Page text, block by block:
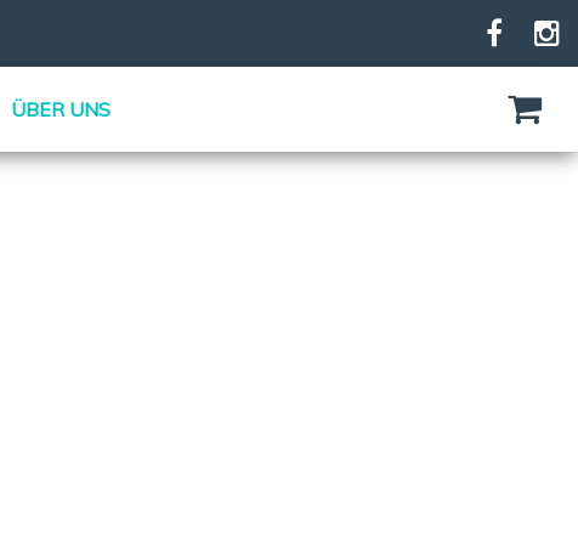
ÜBER UNS